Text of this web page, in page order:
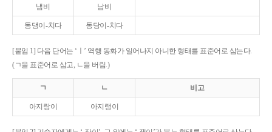
냄비 남비
동댕이-치다 동당이-치다
[붙임 1] 다음 단어는 ‘ㅣ’ 역행 동화가 일어나지 아니한 형태를 표준어로 삼는다.
(ㄱ을 표준어로 삼고, ㄴ을 버림.)
ㄱ ㄴ 비고
아지랑이 아지랭이